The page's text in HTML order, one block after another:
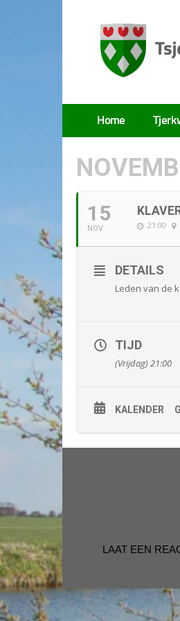
Tsjerkwert
Home
15
NOV 21:00
DETAILS
Leden van de
TIJD
(Vrijdag) 21:00
KALENDER
LAAT EEN